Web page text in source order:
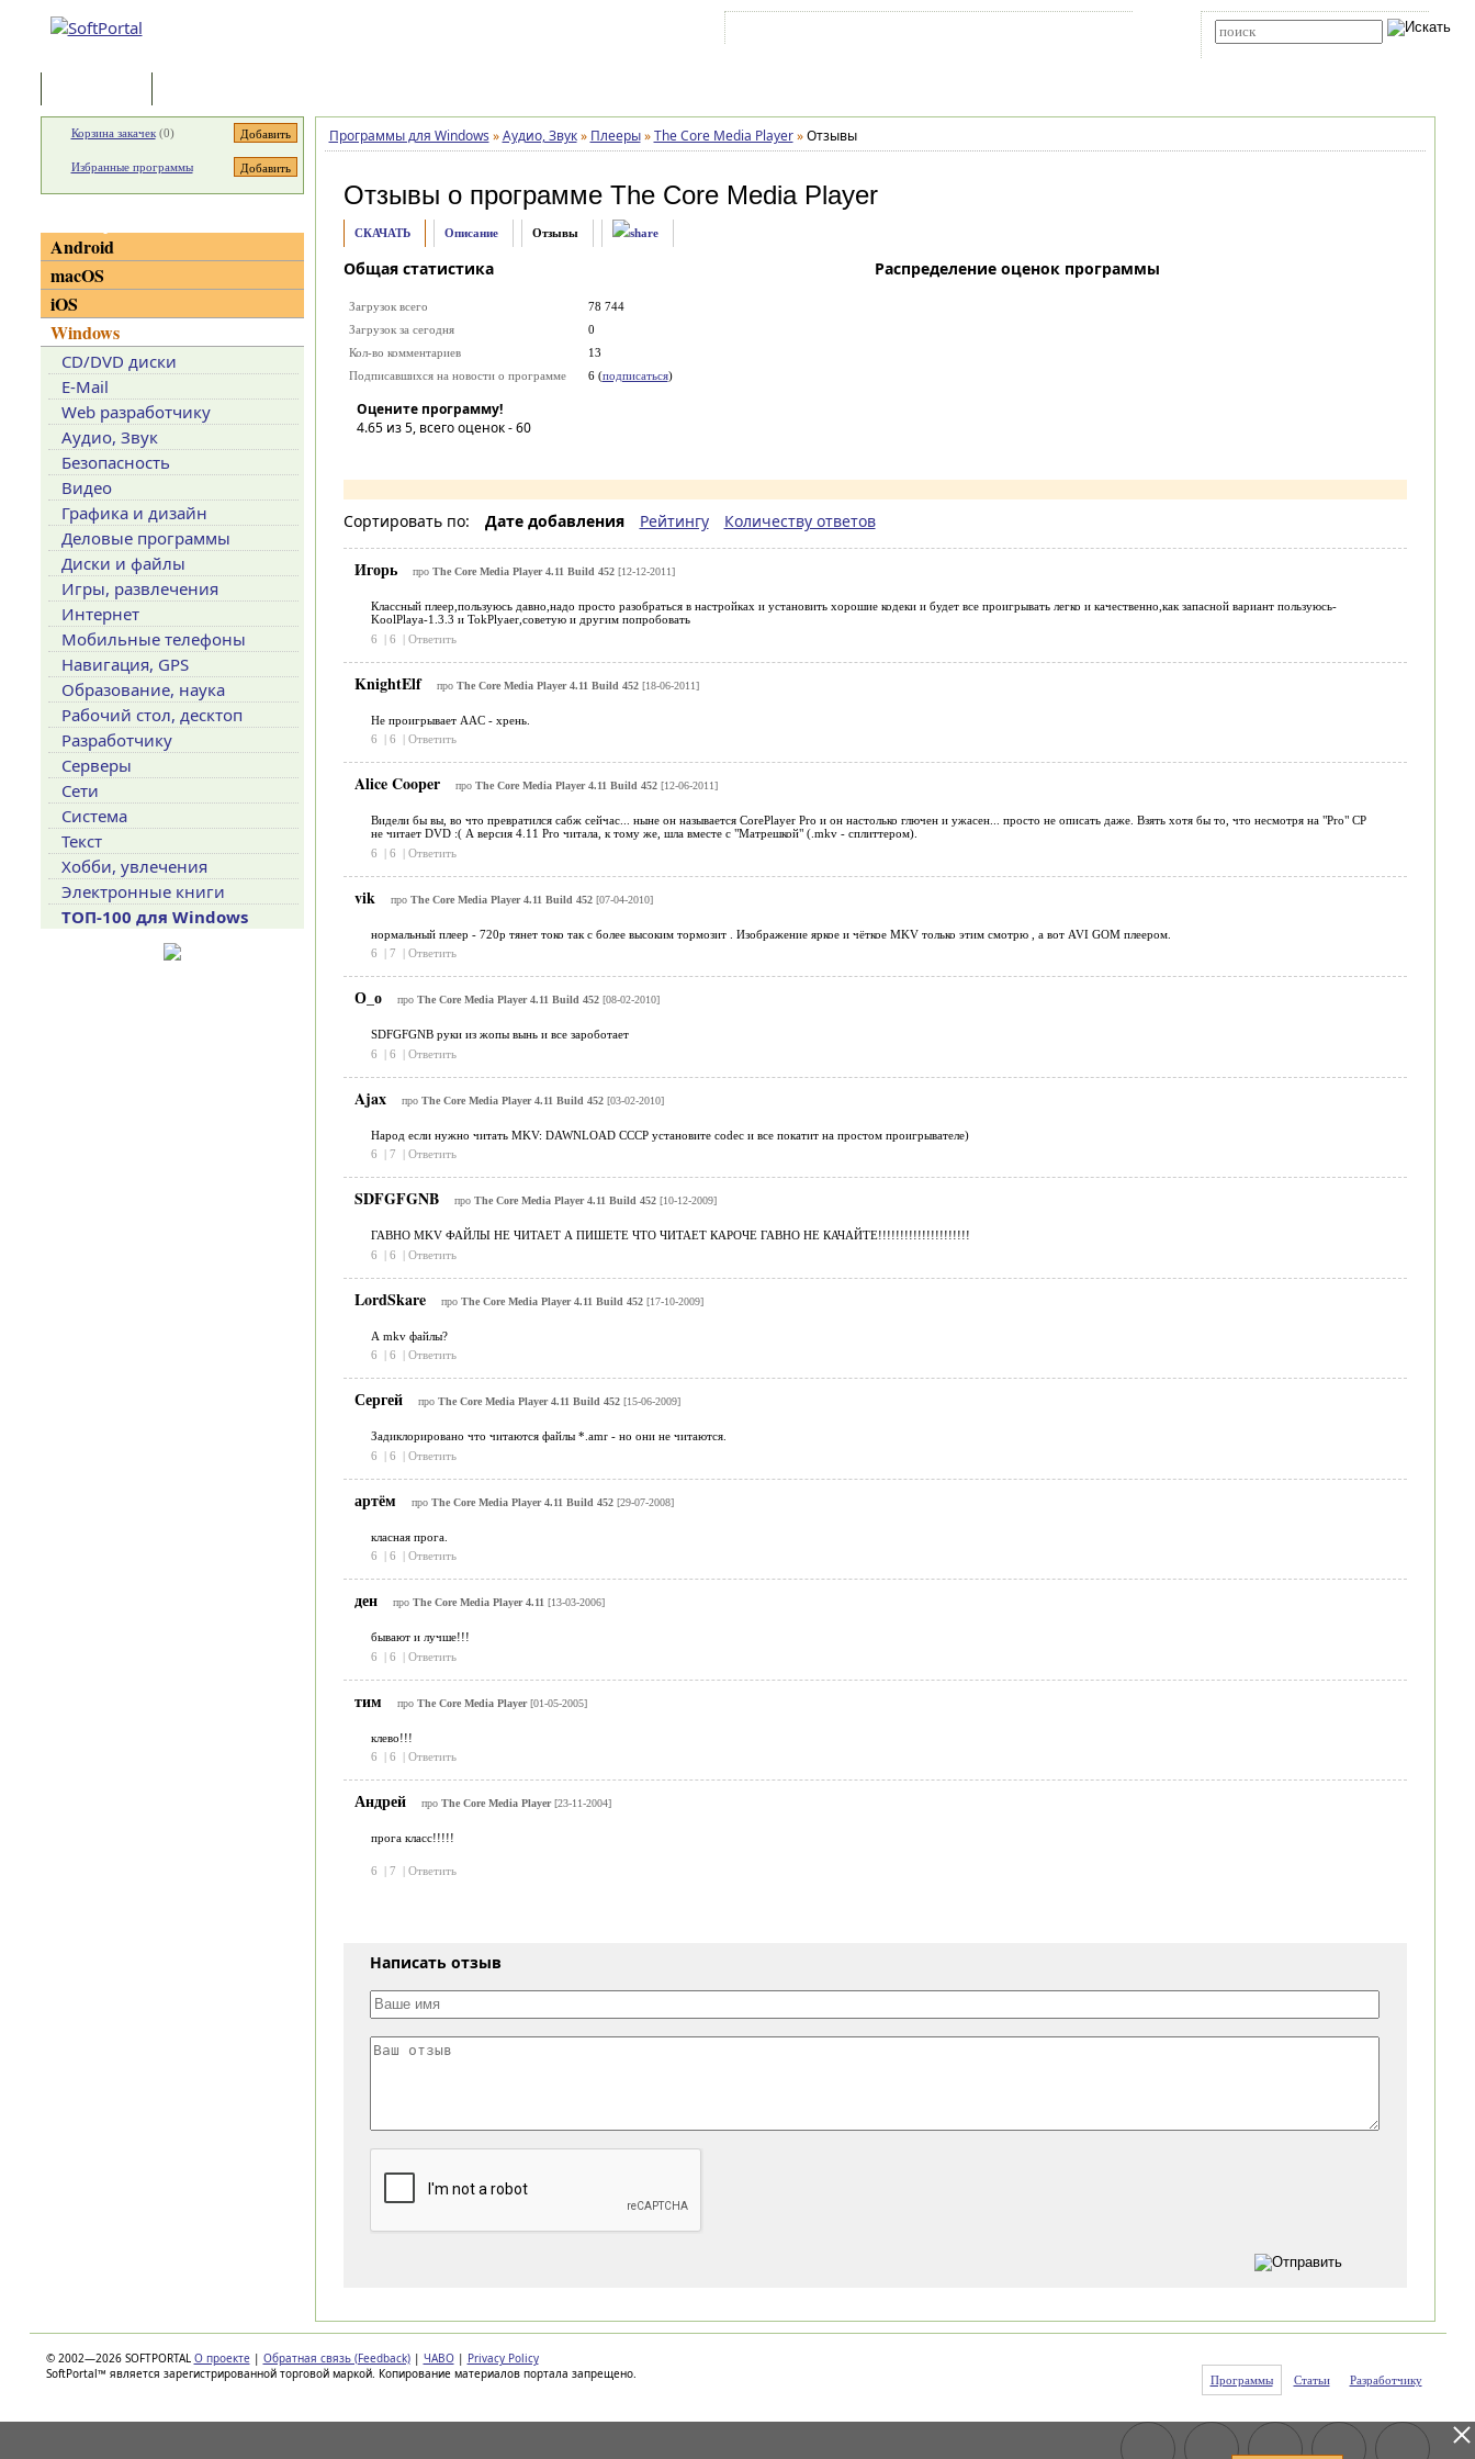
Программы для Windows » Аудио, Звук » Плееры » The Core Media Player » Отзывы
Отзывы о программе The Core Media Player
СКАЧАТЬ Описание Отзывы
Общая статистика
Загрузок всего
78 744
Загрузок за сегодня
0
Кол-во комментариев
13
Подписавшихся на новости о программе
6 (подписаться)
Оцените программу!
4.65из 5, всего оценок -60
Распределение оценок программы
Сортировать по: Дате добавления Рейтингу Количеству ответов
Игорь про The Core Media Player 4.11 Build 452[12-12-2011]
Классный плеер,пользуюсь давно,надо просто разобраться в настройках и установить хорошие кодеки и будет все проигрывать легко и качественно,как запасной вариант пользуюсь-
KoolPlaya-1.3.3 и TokPlyaer,советую и другим попробовать
6
| 6 | Ответить
KnightElf про The Core Media Player 4.11 Build 452[18-06-2011]
Не проигрывает AAC - хрень.
6
| 6 | Ответить
Alice Cooper про The Core Media Player 4.11 Build 452[12-06-2011]
Видели бы вы, во что превратился сабж сейчас... ныне он называется CorePlayer Pro и он настолько глючен и ужасен... просто не описать даже. Взять хотя бы то, что несмотря на "Pro" CP
не читает DVD :( А версия 4.11 Pro читала, к тому же, шла вместе с "Матрешкой" (.mkv - сплиттером).
6
| 6 | Ответить
vik про The Core Media Player 4.11 Build 452[07-04-2010]
нормальный плеер - 720р тянет токо так с более высоким тормозит . Изображение яркое и чёткое MKV только этим смотрю , а вот AVI GOM плеером.
6
| 7 | Ответить
О_о про The Core Media Player 4.11 Build 452[08-02-2010]
SDFGFGNB руки из жопы вынь и все зароботает
6
| 6 | Ответить
Ajax про The Core Media Player 4.11 Build 452[03-02-2010]
Народ если нужно читать MKV: DAWNLOAD CCCP установите codec и все покатит на простом проигрывателе)
6
| 7 | Ответить
SDFGFGNB про The Core Media Player 4.11 Build 452[10-12-2009]
ГАВНО MKV ФАЙЛЫ НЕ ЧИТАЕТ А ПИШЕТЕ ЧТО ЧИТАЕТ КАРОЧЕ ГАВНО НЕ КАЧАЙТЕ!!!!!!!!!!!!!!!!!!!!!
6
| 6 | Ответить
LordSkare про The Core Media Player 4.11 Build 452[17-10-2009]
А mkv файлы?
6
| 6 | Ответить
Сергей про The Core Media Player 4.11 Build 452[15-06-2009]
Задиклорировано что читаются файлы *.amr - но они не читаются.
6
| 6 | Ответить
артём про The Core Media Player 4.11 Build 452[29-07-2008]
класная прога.
6
| 6 | Ответить
ден про The Core Media Player 4.11 [13-03-2006]
бывают и лучше!!!
6
| 6 | Ответить
тим про The Core Media Player[01-05-2005]
клево!!!
6
| 6 | Ответить
Андрей про The Core Media Player[23-11-2004]
прога класс!!!!!
6 | 7 | Ответить
Написать отзыв
Корзина закачек(0)
Избранные программы
Android
macOS
iOS
Windows
CD/DVD диски
E-Mail
Web разработчику
Аудио, Звук
Безопасность
Видео
Графика и дизайн
Деловые программы
Диски и файлы
Игры, развлечения
Интернет
Мобильные телефоны
Навигация, GPS
Образование, наука
Рабочий стол, десктоп
Разработчику
Серверы
Сети
Система
Текст
Хобби, увлечения
Электронные книги
ТОП-100 для Windows
© 2002—2026 SOFTPORTAL О проекте | Обратная связь (Feedback) | ЧАВО | Privacy Policy
SoftPortal™ является зарегистрированной торговой маркой. Копирование материалов портала запрещено.
Программы Статьи Разработчику